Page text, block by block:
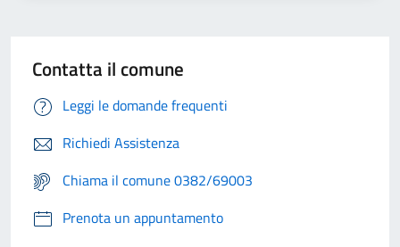
Contatta il comune
Leggi le domande frequenti
Richiedi Assistenza
Chiama il comune 0382/69003
Prenota un appuntamento